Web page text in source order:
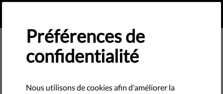
Préférences de
confidentialité
Nous utilisons de cookies afin d'améliorer la